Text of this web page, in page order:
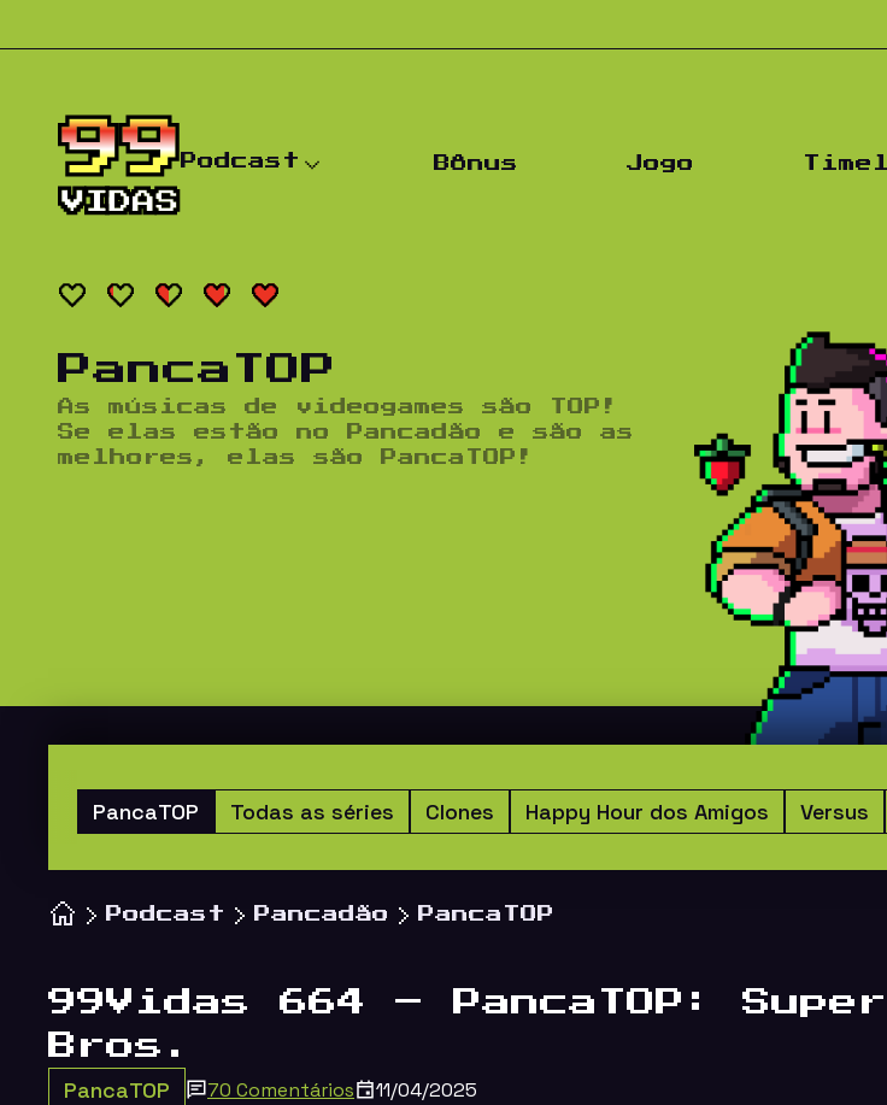
Podcast Bônus Jogo
PancaTOP
As músicas de videogames são TOP!
Se elas estão no Pancadão e são as
melhores, elas são PancaTOP!
Todas as séries Clones Happy Hour dos Amigos Versus
PancaTOP
Podcast Pancadão PancaTOP
99Vidas 664 – PancaTOP:
Bros.
PancaTOP 70 Comentários 11/04/2025